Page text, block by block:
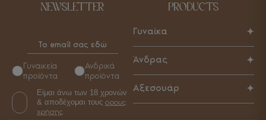
NEWSLETTER
Γυναικεία
προϊόντα
Ανδρικά
προϊόντα
Είμαι άνω των 18 χρονών
& αποδέχομαι τους όρους
χρήσης
PRODUCTS
Γυναίκα
Τσάντες
Αξεσουάρ
Άνδρας
Τσάντες
Αξεσουάρ